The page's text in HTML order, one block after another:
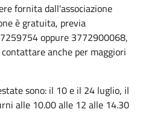
fornita dall'associazione
è gratuita, previa
oppure 3772900068,
anche per maggiori
sono: il 10 e il 24 luglio, il
alle 10.00 alle 12 alle 14.30